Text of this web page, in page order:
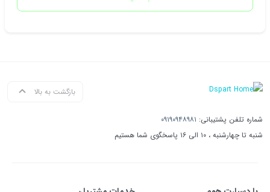
بازگشت به بالا
شماره تلفن پشتیبانی: ۰۹۱۹۰۹۴۸۹۸۱
شنبه تا چهارشنبه ، ۱۰ الی ۱۶ پاسخگوی شما هستیم